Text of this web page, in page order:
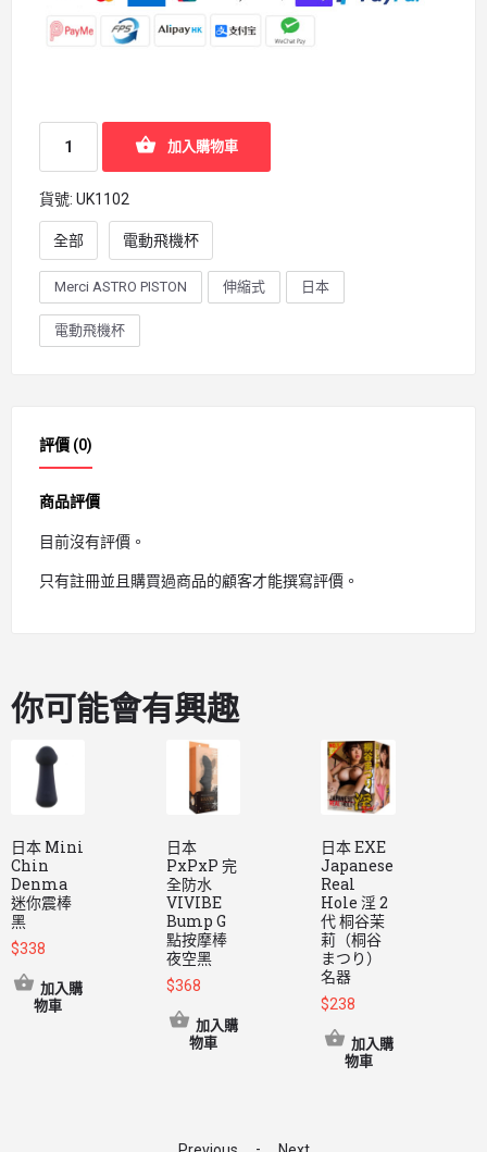
加入購物車
貨號: UK1102
全部 電動飛機杯
Merci ASTRO PISTON 伸縮式 日本
電動飛機杯
評價 (0)
商品評價
目前沒有評價。
只有註冊並且購買過商品的顧客才能撰寫評價。
你可能會有興趣
日本 Mini
Chin
Denma
迷你震棒
黑
$338
加入購
物車
日本
PxPxP 完
全防水
VIVIBE
Bump G
點按摩棒
夜空黑
$368
加入購
物車
日本 EXE
Japanese
Real
Hole 淫 2
代 桐谷茉
莉（桐谷
まつり）
名器
$238
加入購
物車
-